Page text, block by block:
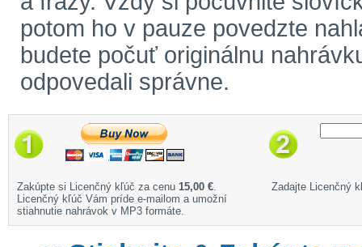
potom ho v pauze povedzte
budete počuť originálnu
odpovedali správne.
Zakúpte si Licenčný kľúč za cenu 15,00 €.
Licenčný kľúč Vám príde e-mailom a umožní
stiahnutie nahrávok v MP3 formáte.
Zadajte Licenčný